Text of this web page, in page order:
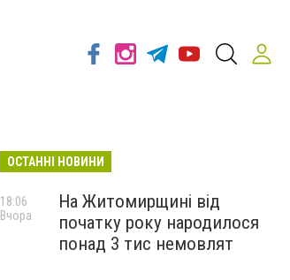
ОСТАННІ НОВИНИ
На Житомирщині від
початку року народилося
понад 3 тис немовлят
18:06
Вчора